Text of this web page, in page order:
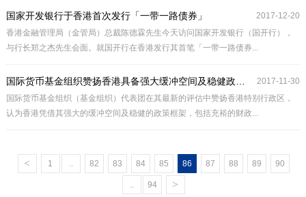
2017-12-20
国家开发银行于香港首次发行「一带一路债券」
香港金融管理局（金管局）总裁陈德霖先生今天访问国家开发银行（国开行），
与行长郑之杰先生会面。就国开行在香港发行其首笔「一带一路债券...
2017-11-30
国际货币基金组织赞扬香港具备强大缓冲空间及稳健政策框架
国际货币基金组织（基金组织）代表团在其最新的评估中赞扬香港特别行政区，
认为香港凭借其强大的缓冲空间及稳健的政策框架，包括充裕的财政...
< 1 .. 82 83 84 85 86 87 88 89 90
.. 94 >